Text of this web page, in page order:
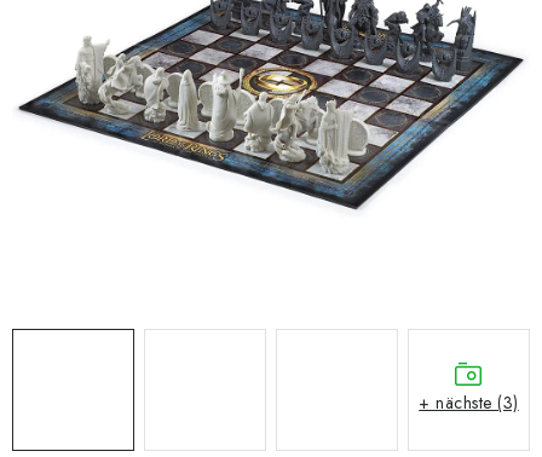
SCHACH ONLINE
SCHACH-MERCH
+ nächste (3)